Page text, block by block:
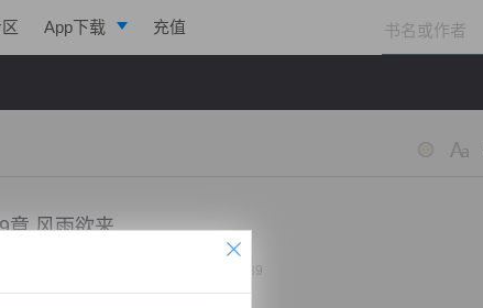
App下载 充值
章 风雨欲来
更新时间：2019-12-30 23:38 字数：2039